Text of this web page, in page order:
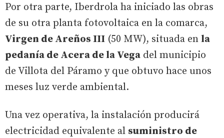
Por otra parte, Iberdrola ha iniciado las obras
de su otra planta fotovoltaica en la comarca,
Virgen de Areños III (50 MW), situada en la
pedanía de Acera de la Vega del municipio
de Villota del Páramo y que obtuvo hace unos
meses luz verde ambiental.
Una vez operativa, la instalación producirá
electricidad equivalente al suministro de